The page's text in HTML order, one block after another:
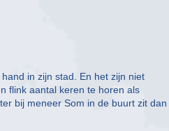
in zijn stad. En het zijn niet
flink aantal keren te horen als
bij meneer Som in de buurt zit dan